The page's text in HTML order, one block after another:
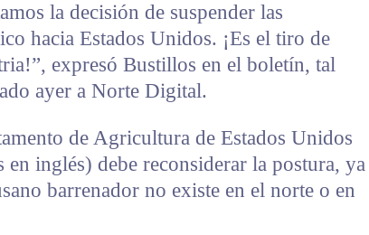
la decisión de suspender las
hacia Estados Unidos. ¡Es el tiro de
expresó Bustillos en el boletín, tal
ayer a Norte Digital.
de Agricultura de Estados Unidos
inglés) debe reconsiderar la postura, ya
barrenador no existe en el norte o en